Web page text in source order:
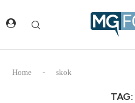
Home - skok
TAG: